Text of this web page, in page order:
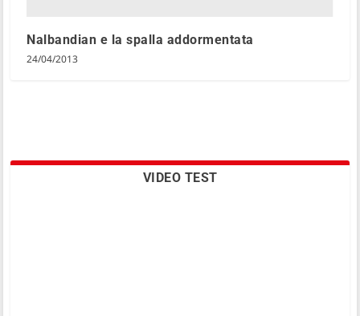
Nalbandian e la spalla addormentata
24/04/2013
VIDEO TEST